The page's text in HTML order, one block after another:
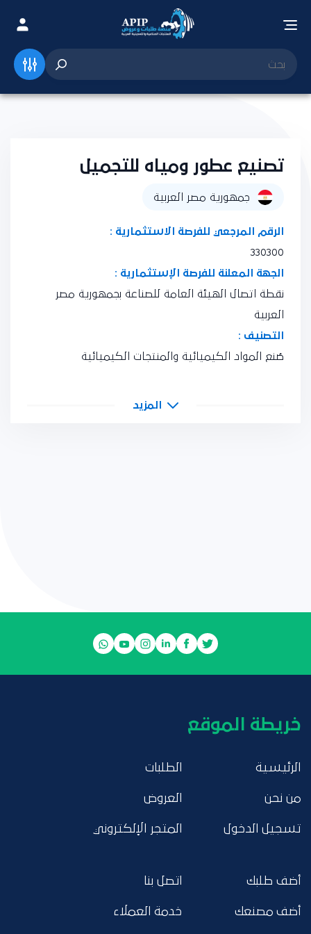
تصنيع عطور ومياه للتجميل
جمهورية مصر العربية
الرقم المرجعي للفرصة الاستثمارية :
330300
الجهة المعلنة للفرصة الإستثمارية :
نقطة اتصال الهيئة العامة للصناعة بجمهورية مصر
العربية
التصنيف :
صُنع المواد الكيميائية والمنتجات الكيميائية
المزيد
خريطة الموقع
الرئيسية
من نحن
تسجيل الدخول
الطلبات
العروض
المتجر الإلكتروني
أضف طلبك
أضف مصنعك
اتصل بنا
خدمة العملاء